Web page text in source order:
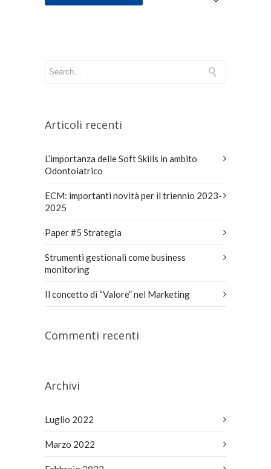
Articoli recenti
L’importanza delle Soft Skills in ambito
Odontoiatrico
ECM: importanti novità per il triennio 2023-
2025
Paper #5 Strategia
Strumenti gestionali come business
monitoring
Il concetto di “Valore” nel Marketing
Commenti recenti
Archivi
Luglio 2022
Marzo 2022